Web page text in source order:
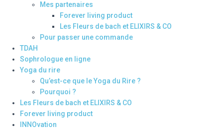
Mes partenaires
Forever living product
Les Fleurs de bach et ELIXIRS & CO
Pour passer une commande
TDAH
Sophrologue en ligne
Yoga du rire
Qu’est-ce que le Yoga du Rire ?
Pourquoi ?
Les Fleurs de bach et ELIXIRS & CO
Forever living product
INNOvation